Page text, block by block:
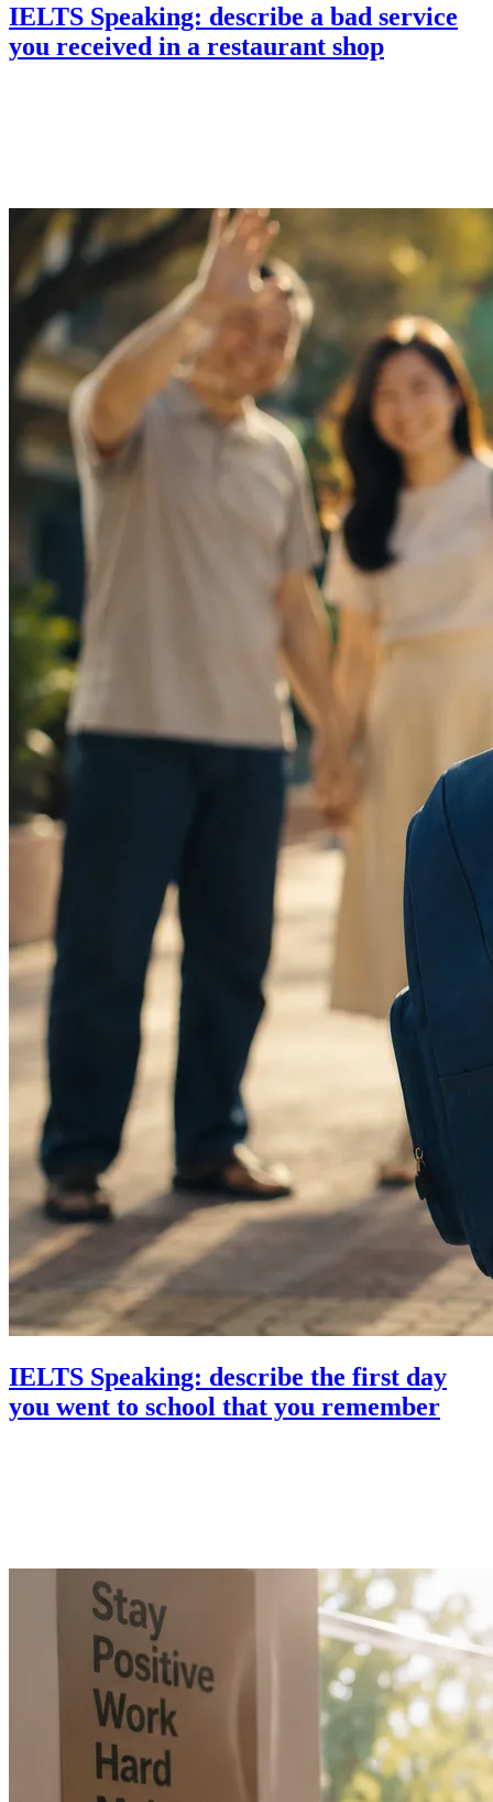
IELTS Speaking: describe a bad service
you received in a restaurant shop
IELTS Speaking: describe the first day
you went to school that you remember